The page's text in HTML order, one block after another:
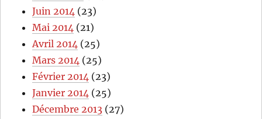
Juin 2014 (23)
Mai 2014 (21)
Avril 2014 (25)
Mars 2014 (25)
Février 2014 (23)
Janvier 2014 (25)
Décembre 2013 (27)